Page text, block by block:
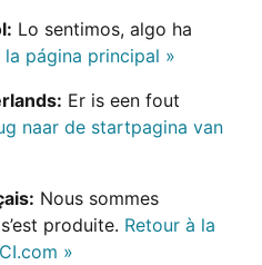
Lo sentimos, algo ha
la página principal »
Er is een fout
naar de startpagina van
Nous sommes
produite. Retour à la
»